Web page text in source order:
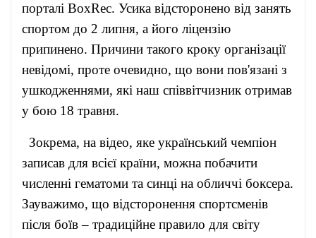
порталі BoxRec. Усика відсторонено від занять
спортом до 2 липня, а його ліцензію
припинено. Причини такого кроку організації
невідомі, проте очевидно, що вони пов'язані з
ушкодженнями, які наш співвітчизник отримав
у бою 18 травня.
Зокрема, на відео, яке український чемпіон
записав для всієї країни, можна побачити
численні гематоми та синці на обличчі боксера.
Зауважимо, що відсторонення спортсменів
після боїв – традиційне правило для світу